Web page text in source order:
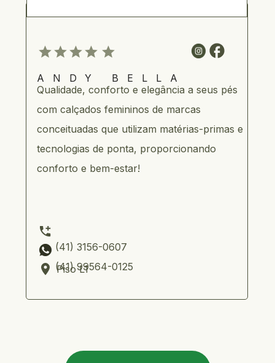
Qualidade, conforto e elegância a seus pés
com calçados femininos de marcas
conceituadas que utilizam matérias-primas e
tecnologias de ponta, proporcionando
conforto e bem-estar!
(41) 3156-0607
(41) 99564-0125
Piso L1
ANDY BELLA